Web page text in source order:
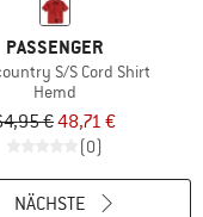
PASSENGER
S/S Cord Shirt
Hemd
€48,71 €
(0)
NÄCHSTE